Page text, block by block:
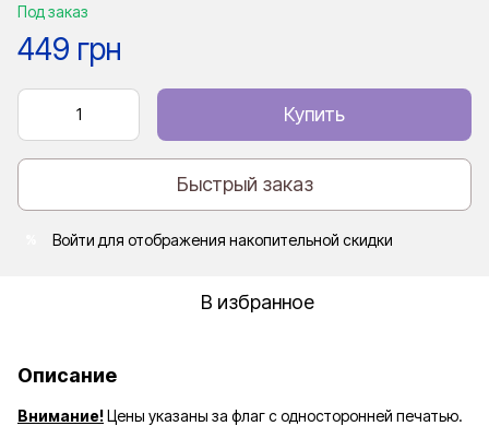
Под заказ
449 грн
Купить
Быстрый заказ
Войти для отображения накопительной скидки
В избранное
Описание
Внимание!Цены указаны за флаг с односторонней печатью.